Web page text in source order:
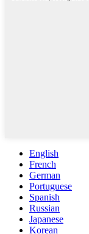
English
French
German
Portuguese
Spanish
Russian
Japanese
Korean